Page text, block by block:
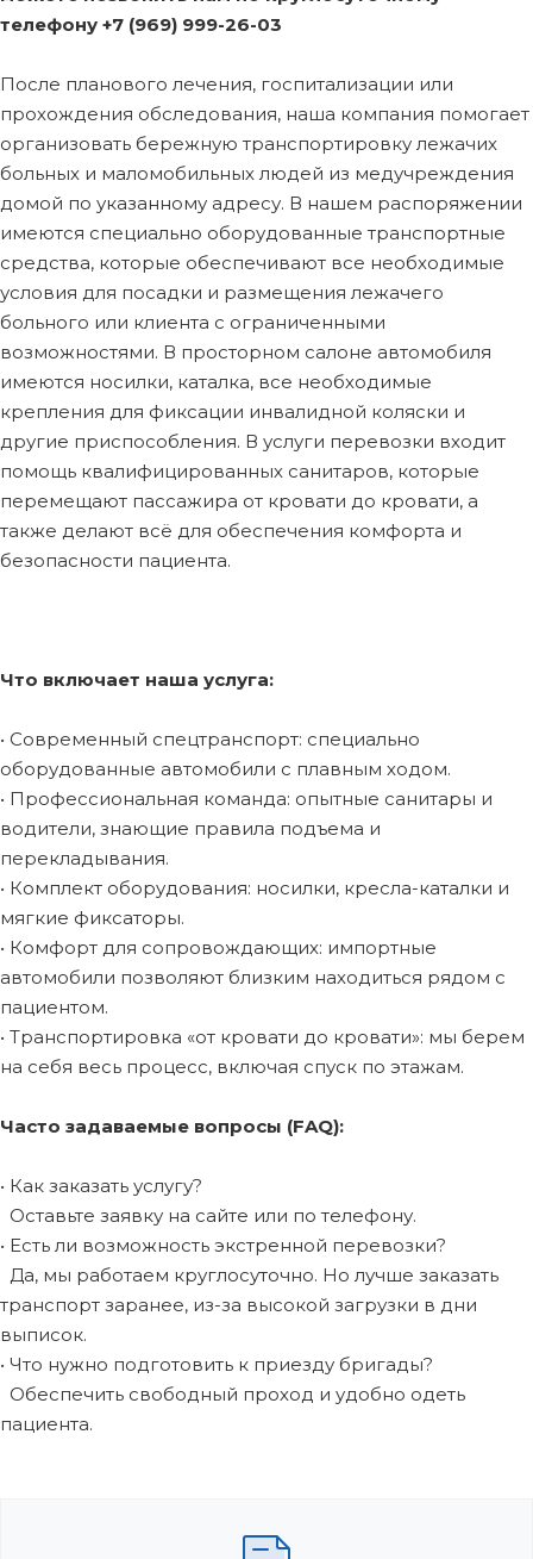
телефону +7 (969) 999-26-03
После планового лечения, госпитализации или
прохождения обследования, наша компания помогает
организовать бережную транспортировку лежачих
больных и маломобильных людей из медучреждения
домой по указанному адресу. В нашем распоряжении
имеются специально оборудованные транспортные
средства, которые обеспечивают все необходимые
условия для посадки и размещения лежачего
больного или клиента с ограниченными
возможностями. В просторном салоне автомобиля
имеются носилки, каталка, все необходимые
крепления для фиксации инвалидной коляски и
другие приспособления. В услуги перевозки входит
помощь квалифицированных санитаров, которые
перемещают пассажира от кровати до кровати, а
также делают всё для обеспечения комфорта и
безопасности пациента.
Что включает наша услуга:
• Современный спецтранспорт: специально
оборудованные автомобили с плавным ходом.
• Профессиональная команда: опытные санитары и
водители, знающие правила подъема и
перекладывания.
• Комплект оборудования: носилки, кресла-каталки и
мягкие фиксаторы.
• Комфорт для сопровождающих: импортные
автомобили позволяют близким находиться рядом с
пациентом.
• Транспортировка «от кровати до кровати»: мы берем
на себя весь процесс, включая спуск по этажам.
Часто задаваемые вопросы (FAQ):
• Как заказать услугу?
Оставьте заявку на сайте или по телефону.
• Есть ли возможность экстренной перевозки?
Да, мы работаем круглосуточно. Но лучше заказать
транспорт заранее, из-за высокой загрузки в дни
выписок.
• Что нужно подготовить к приезду бригады?
Обеспечить свободный проход и удобно одеть
пациента.